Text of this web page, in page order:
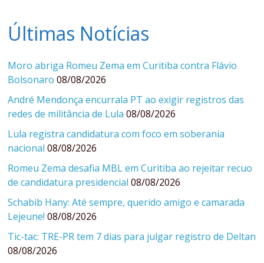
Últimas Notícias
Moro abriga Romeu Zema em Curitiba contra Flávio
Bolsonaro 08/08/2026
André Mendonça encurrala PT ao exigir registros das
redes de militância de Lula 08/08/2026
Lula registra candidatura com foco em soberania
nacional 08/08/2026
Romeu Zema desafia MBL em Curitiba ao rejeitar recuo
de candidatura presidencial 08/08/2026
Schabib Hany: Até sempre, querido amigo e camarada
Lejeune! 08/08/2026
Tic-tac: TRE-PR tem 7 dias para julgar registro de Deltan
08/08/2026